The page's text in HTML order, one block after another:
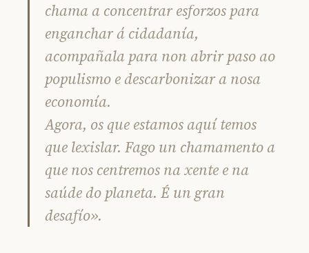
chama a concentrar esforzos para
enganchar á cidadanía,
acompañala para non abrir paso ao
populismo e descarbonizar a nosa
economía.
Agora, os que estamos aquí temos
que lexislar. Fago un chamamento a
que nos centremos na xente e na
saúde do planeta. É un gran
desafío».